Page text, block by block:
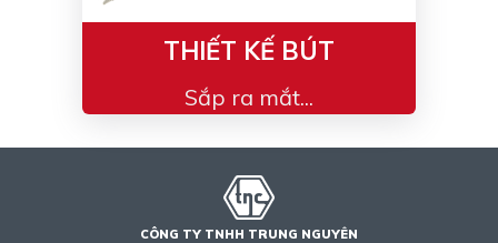
THIẾT KẾ BÚT
Sắp ra mắt...
CÔNG TY TNHH TRUNG NGUYÊN